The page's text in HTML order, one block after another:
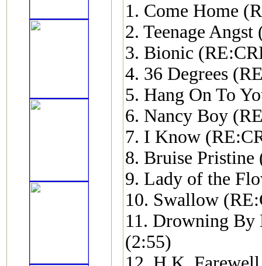
1. Come Home
2. Teenage
3. Bionic
4. 36 Degrees
5. Hang On To
6. Nancy Boy
7. I Know
8. Bruise
9. Lady of the
10. Swallow
11. Drowning By
(2:55)